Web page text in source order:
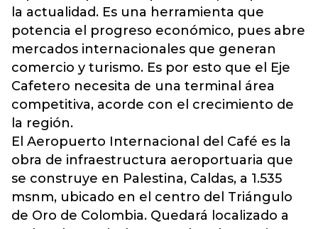
la actualidad. Es una herramienta que
potencia el progreso económico, pues abre
mercados internacionales que generan
comercio y turismo. Es por esto que el Eje
Cafetero necesita de una terminal área
competitiva, acorde con el crecimiento de
la región.
El Aeropuerto Internacional del Café es la
obra de infraestructura aeroportuaria que
se construye en Palestina, Caldas, a 1.535
msnm, ubicado en el centro del Triángulo
de Oro de Colombia. Quedará localizado a